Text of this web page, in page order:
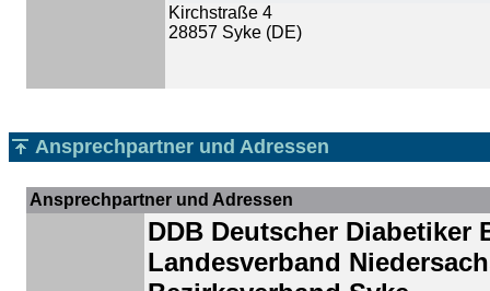
Kirchstraße 4
28857 Syke (DE)
Ansprechpartner und Adressen
Ansprechpartner und Adressen
DDB Deutscher Diabetiker
Landesverband